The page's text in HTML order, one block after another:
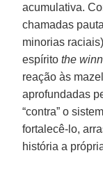
acumulativa.
chamadas
minorias
espíritothe
reação às
aprofundadas
“contra” o
fortalecê-lo,
história a